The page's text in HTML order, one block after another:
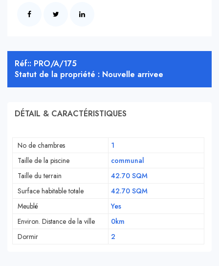
Réf:: PRO/A/175
Statut de la propriété : Nouvelle arrivee
DÉTAIL & CARACTÉRISTIQUES
No de chambres
1
Taille de la piscine
communal
Taille du terrain
42.70 SQM
Surface habitable totale
42.70 SQM
Meublé
Yes
Environ. Distance de la ville
0km
Dormir
2